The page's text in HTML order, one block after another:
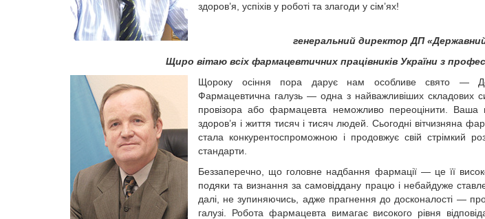
здоров’я, успіхів у роботі та злагоди у сім’ях!
генеральний директор ДП
Щиро вітаю всіх фармацевтичних працівників України з
Щороку осіння пора дарує нам особливе свято —
Фармацевтична галузь — одна з найважливіших складових
провізора або фармацевта неможливо переоцінити.
здоров’я і життя тисяч і тисяч людей. Сьогодні вітчизняна
стала конкурентоспроможною і продовжує свій стрімкий
стандарти.
Беззаперечно, що головне надбання фармації — це її
подяки та визнання за самовіддану працю і небайдуже
далі, не зупиняючись, адже прагнення до досконалості —
галузі. Робота фармацевта вимагає високого рівня